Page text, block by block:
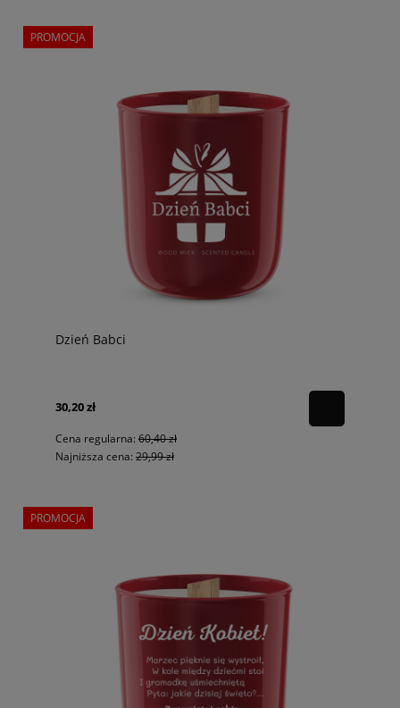
Dzień Babci
30,20 zł
Cena regularna: 60,40 zł
Najniższa cena: 29,99 zł
PROMOCJA
PROMOCJA